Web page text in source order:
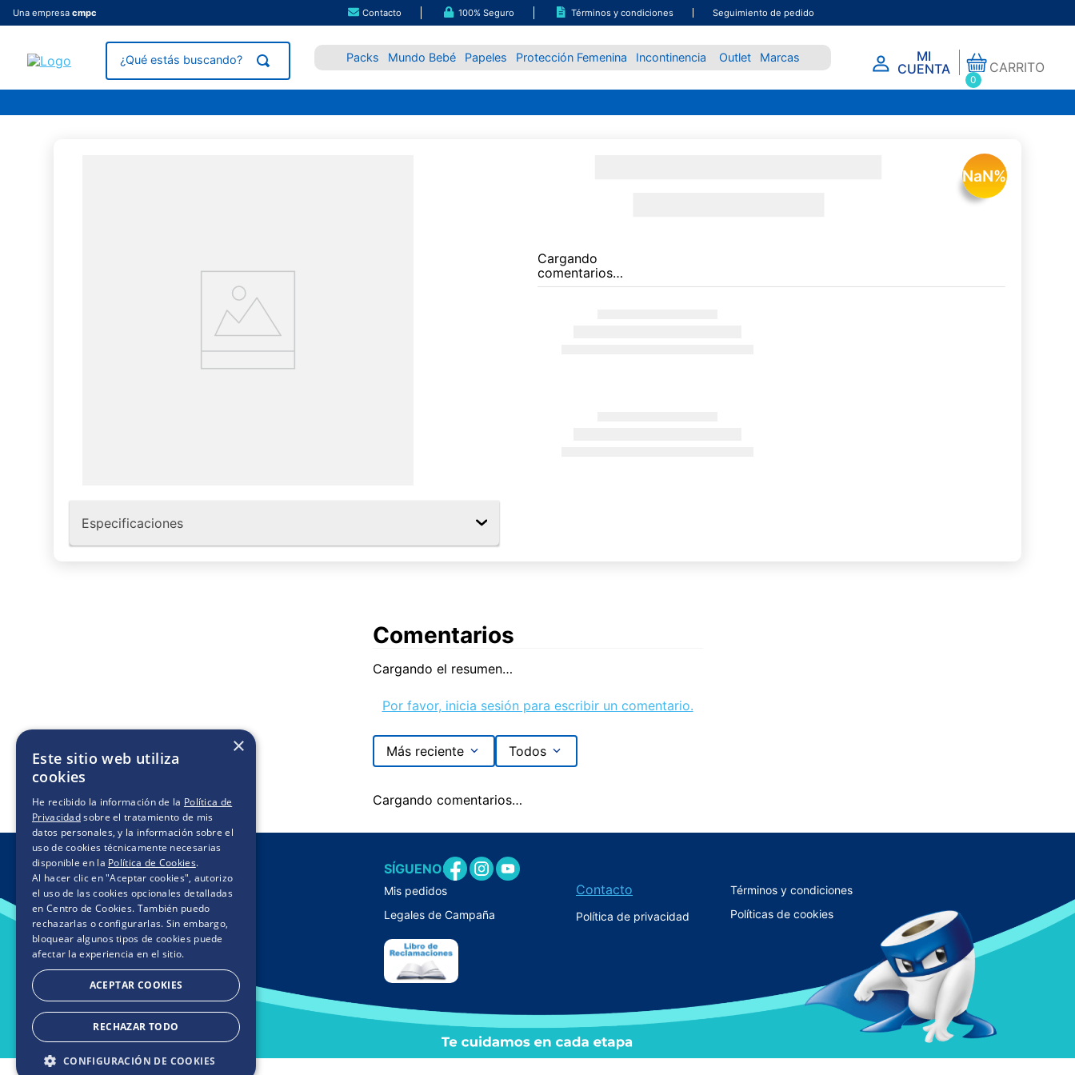
Una empresa cmpc Contacto 100% Seguro Términos y condiciones Seguimiento de pedido
Packs Mundo Bebé Papeles Protección Femenina Incontinencia Outlet Marcas
MI
CUENTA
0
CARRITO
Especificaciones
NaN%
Cargando
comentarios…
Comentarios
Cargando el resumen…
Por favor, inicia sesión para escribir un comentario.
Más reciente Todos
Cargando comentarios…
SÍGUENOS
Mis pedidos
Legales de Campaña
Contacto
Política de privacidad
Términos y condiciones
Políticas de cookies
×
Este sitio web utiliza
cookies
He recibido la información de la Política de
Privacidadsobre el tratamiento de mis
datos personales, y la información sobre el
uso de cookies técnicamente necesarias
disponible en la Política de Cookies.
Al hacer clic en "Aceptar cookies", autorizo
el uso de las cookies opcionales detalladas
en Centro de Cookies. También puedo
rechazarlas o configurarlas. Sin embargo,
bloquear algunos tipos de cookies puede
afectar la experiencia en el sitio.
ACEPTAR COOKIES
RECHAZAR TODO
CONFIGURACIÓN DE COOKIES